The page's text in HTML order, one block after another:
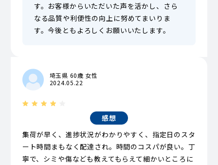
す。お客様からいただいた声を活かし、さら
なる品質や利便性の向上に努めてまいりま
す。今後ともよろしくお願いいたします。
埼玉県 60歳 女性
2024.05.22
感想
集荷が早く、進捗状況がわかりやすく、指定日のスタ
ート時間まもなく配達され。時間のコスパが良い。丁
寧で、シミや傷なども教えてもらえて細かいところに